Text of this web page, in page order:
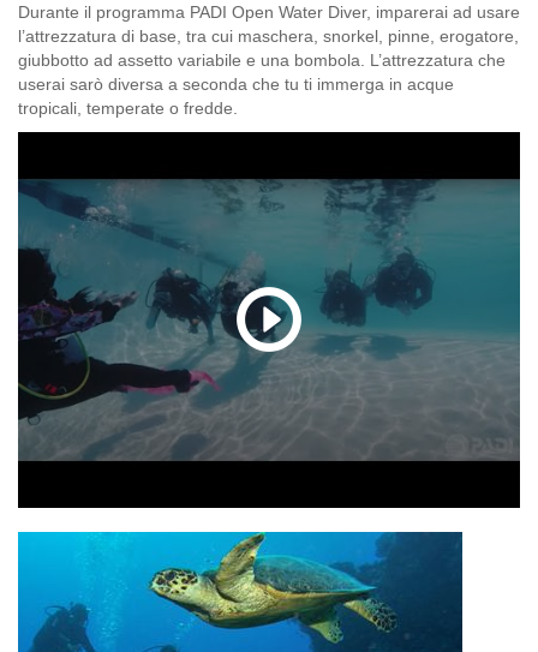
Durante il programma PADI Open Water Diver, imparerai ad usare
l’attrezzatura di base, tra cui maschera, snorkel, pinne, erogatore,
giubbotto ad assetto variabile e una bombola. L’attrezzatura che
userai sarò diversa a seconda che tu ti immerga in acque
tropicali, temperate o fredde.